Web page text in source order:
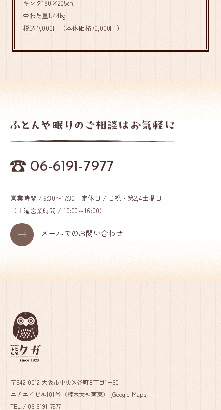
キング180×205㎝
中わた量1.44kg
税込77,000円（本体価格70,000円）
06-6191-7977
営業時間 / 9:30〜17:30 定休日 / 日祝・第2,4土曜日
（土曜営業時間 / 10:00～16:00）
メールでのお問い合わせ
〒542-0012 大阪市中央区谷町8丁目1−60
ニチエイビル101号（楠木大神南東） [Google Maps]
TEL / 06-6191-7977